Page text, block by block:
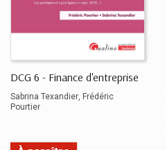
DCG 6 - Finance d'entreprise
Sabrina Texandier Frédéric
Pourtier